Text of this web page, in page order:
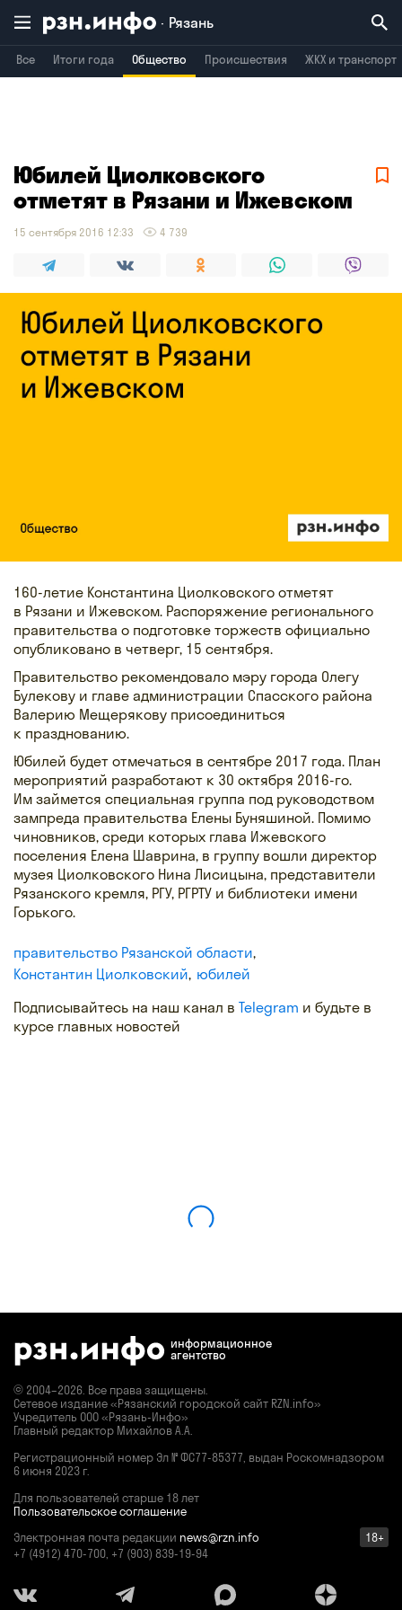
Рязань
Все Итоги года Общество Происшествия ЖКХ и транспорт
Воронеж Брянск
Юбилей Циолковского
отметят в Рязани и Ижевском
15 сентября 2016 12:33 4 739
160-летие Константина Циолковского отметят
в Рязани и Ижевском. Распоряжение регионального
правительства о подготовке торжеств официально
опубликовано в четверг, 15 сентября.
Правительство рекомендовало мэру города Олегу
Булекову и главе администрации Спасского района
Валерию Мещерякову присоединиться
к празднованию.
Юбилей будет отмечаться в сентябре 2017 года. План
мероприятий разработают к 30 октября 2016-го.
Им займется специальная группа под руководством
зампреда правительства Елены Буняшиной. Помимо
чиновников, среди которых глава Ижевского
поселения Елена Шаврина, в группу вошли директор
музея Циолковского Нина Лисицына, представители
Рязанского кремля, РГУ, РГРТУ и библиотеки имени
Горького.
правительство Рязанской области
Константин Циолковский юбилей
Подписывайтесь на наш канал в Telegram и будьте в
курсе главных новостей
информационное
агентство
© 2004–2026. Все права защищены.
Сетевое издание «Рязанский городской сайт RZN.info»
Учредитель ООО «Рязань-Инфо»
Главный редактор Михайлов А.А.
Регистрационный номер Эл № ФС77-85377, выдан Роскомнадзором
6 июня 2023 г.
Для пользователей старше 18 лет
Пользовательское соглашение
Электронная почта редакции news@rzn.info
18+
+7 (4912) 470-700, +7 (903) 839-19-94